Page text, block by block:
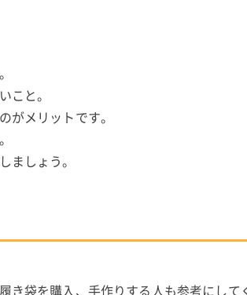
こと。
メリットです。
ましょう。
袋を購入、手作りする人も参考にして